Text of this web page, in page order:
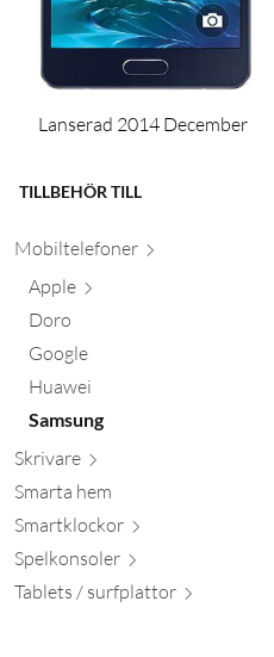
Lanserad 2014 December
TILLBEHÖR TILL
Mobiltelefoner
Apple
Doro
Google
Huawei
Samsung
Skrivare
Smarta hem
Smartklockor
Spelkonsoler
Tablets / surfplattor